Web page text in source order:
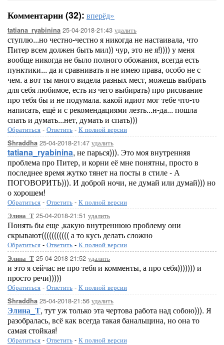
Комментарии (32): вперёд»
tatiana_ryabinina 25-04-2018-21:43 удалить
ступлю...но честно-честно я никогда не настаивала, что
Питер всем должен быть мил)) чур, это не я!)))) у меня
вообще никогда не было полного обожания, всегда есть
пунктики... да и сравнивать я не имею права, особо не с
чем. а вот ты много видела разных мест, можешь выбрать
для себя любимое, есть из чего выбирать) про рисование
про тебя бы и не подумала. какой идиот мог тебе что-то
написать, ещё и с рекомендациями лезть...н-да... пошла
спать и думать...нет, думать и спать)))
Обратиться - Ответить - К полной версии
Shraddha 25-04-2018-21:47 удалить
tatiana_ryabinina, не парься))). Это моя внутренняя
проблема про Питер, и корни её мне понятны, просто в
последнее время жутко тянет на посты в стиле - А
ПОГОВОРИТЬ))). И доброй ночи, не думай или думай))) но
о хорошем!
Обратиться - Ответить - К полной версии
Элина_Т 25-04-2018-21:51 удалить
Понять бы еще ,какую внутреннюю проблему они
скрывают((((((((((( а то кусь делать сложно
Обратиться - Ответить - К полной версии
Элина_Т 25-04-2018-21:52 удалить
и это я сейчас не про тебя и комменты, а про себя))))))) и
просто речи)))))
Обратиться - Ответить - К полной версии
Shraddha 25-04-2018-21:56 удалить
Элина_Т, тут уж только эта чертова работа над собою))). Я
разобралась, всё как всегда такая банальщина, но она то
самая стойкая!
Обратиться - Ответить - К полной версии